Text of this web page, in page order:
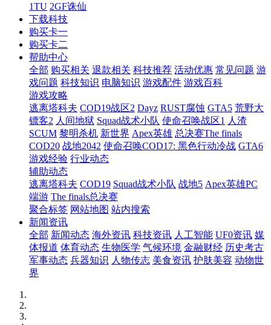
1TU 2GF诛仙
下载科技
购买卡一
购买卡二
帮助中心
全部 购买相关 退款相关 科技推荐 活动优惠 常见问题 游
戏问题 科技知识 电脑知识 游戏配件 游戏百科
游戏攻略
逃离塔科夫 COD19战区2 Dayz RUST腐蚀 GTA5 荒野大
镖客2 人间地狱 Squad战术小队 使命召唤战区1 人渣
SCUM 黎明杀机 新世界 Apex英雄 总决赛The finals
COD20 战地2042 使命召唤COD17: 黑色行动冷战 GTA6
游戏经验 行业动态
辅助动态
逃离塔科夫 COD19 Squad战术小队 战地5 Apex英雄PC
端游 The finals总决赛
聚合标签 网站地图 站内搜索
新闻资讯
全部 新闻动态 海外资讯 科技资讯 人工智能 UF0资讯 媒
体报道 体育动态 生物医学 气候环境 金融财经 历史考古
军事动态 兵器知识 人物传志 美食资讯 护肤美容 动物世
界